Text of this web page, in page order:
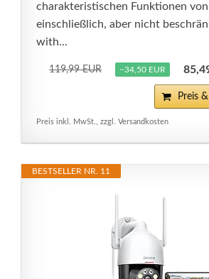
charakteristischen Funktionen von
einschließlich, aber nicht
with...
119,99 EUR −34,50 EUR
Preis
Preis inkl. MwSt., zzgl. Versandkosten
BESTSELLER NR. 11